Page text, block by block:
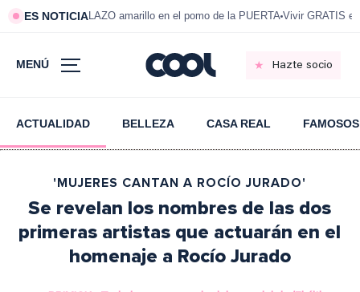
ES NOTICIALAZO amarillo en el pomo de la PUERTA Vivir GRATIS
MENÚ Hazte socio
ACTUALIDAD BELLEZA CASA REAL FAMOSOS
'MUJERES CANTAN A ROCÍO JURADO'
Se revelan los nombres de las dos
primeras artistas que actuarán en el
homenaje a Rocío Jurado